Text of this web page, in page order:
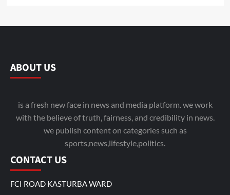
ABOUT US
is a fresh new face in news and media platform. we work
with the believe of truth, fairness, and credibility in news.
we publish content on categories such as
sports,news,lifestyle,politics.
CONTACT US
FCI ROAD KASTURBA WARD